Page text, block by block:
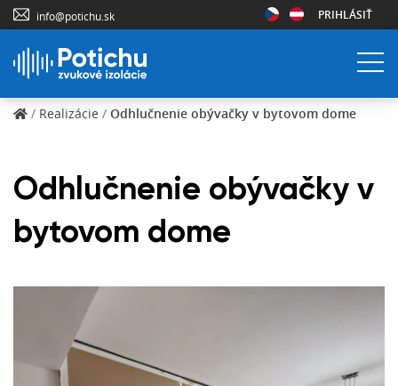
info@potichu.sk PRIHLÁSIŤ
/ Realizácie / Odhlučnenie obývačky v bytovom dome
Odhlučnenie obývačky v
bytovom dome